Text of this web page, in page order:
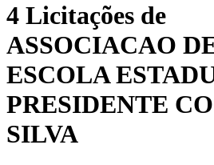
4 Licitações de
ASSOCIACAO
ESCOLA
PRESIDENTE
SILVA